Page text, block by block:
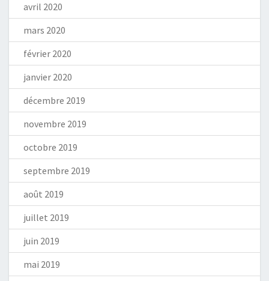
avril 2020
mars 2020
février 2020
janvier 2020
décembre 2019
novembre 2019
octobre 2019
septembre 2019
août 2019
juillet 2019
juin 2019
mai 2019